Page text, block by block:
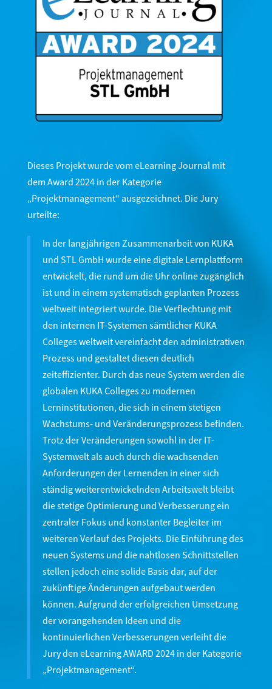
Dieses Projekt wurde vom eLearning Journal mit
dem Award 2024 in der Kategorie
„Projektmanagement“ ausgezeichnet. Die Jury
urteilte:
In der langjährigen Zusammenarbeit von KUKA
und STL GmbH wurde eine digitale Lernplattform
entwickelt, die rund um die Uhr online zugänglich
ist und in einem systematisch geplanten Prozess
weltweit integriert wurde. Die Verflechtung mit
den internen IT-Systemen sämtlicher KUKA
Colleges weltweit vereinfacht den administrativen
Prozess und gestaltet diesen deutlich
zeiteffizienter. Durch das neue System werden die
globalen KUKA Colleges zu modernen
Lerninstitutionen, die sich in einem stetigen
Wachstums- und Veränderungsprozess befinden.
Trotz der Veränderungen sowohl in der IT-
Systemwelt als auch durch die wachsenden
Anforderungen der Lernenden in einer sich
ständig weiterentwickelnden Arbeitswelt bleibt
die stetige Optimierung und Verbesserung ein
zentraler Fokus und konstanter Begleiter im
weiteren Verlauf des Projekts. Die Einführung des
neuen Systems und die nahtlosen Schnittstellen
stellen jedoch eine solide Basis dar, auf der
zukünftige Änderungen aufgebaut werden
können. Aufgrund der erfolgreichen Umsetzung
der vorangehenden Ideen und die
kontinuierlichen Verbesserungen verleiht die
Jury den eLearning AWARD 2024 in der Kategorie
„Projektmanagement“.